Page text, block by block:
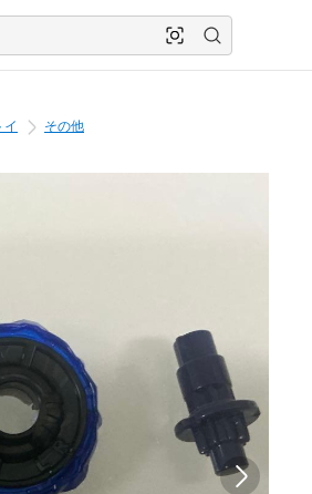
イ その他